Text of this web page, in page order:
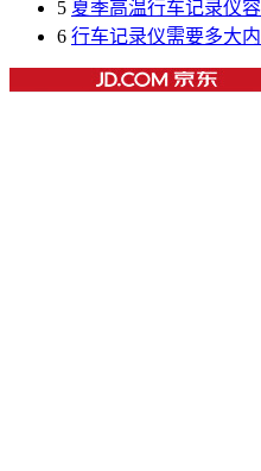
5 夏季高温行车记录仪
6 行车记录仪需要多大